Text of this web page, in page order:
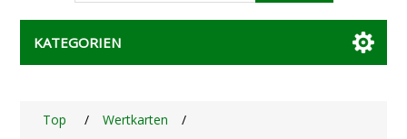
KATEGORIEN
Top / Wertkarten
/